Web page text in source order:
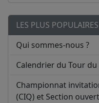
LES PLUS POPULAIRES
Qui sommes-nous ?
Calendrier du Tour du
Championnat
(CIQ) et Section